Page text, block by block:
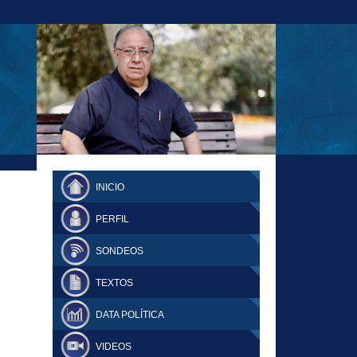
FERNANDO TUESTA SUPLEMENTO
DOMINGO
INICIO
PERFIL
SONDEOS
TEXTOS
DATA POLÍTICA
VIDEOS